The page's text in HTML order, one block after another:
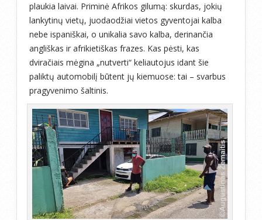
plaukia laivai. Priminė Afrikos gilumą: skurdas, jokių
lankytinų vietų, juodaodžiai vietos gyventojai kalba
nebe ispaniškai, o unikalia savo kalba, derinančia
angliškas ir afrikietiškas frazes. Kas pėsti, kas
dviračiais mėgina „nutverti“ keliautojus idant šie
paliktų automobilį būtent jų kiemuose: tai – svarbus
pragyvenimo šaltinis.